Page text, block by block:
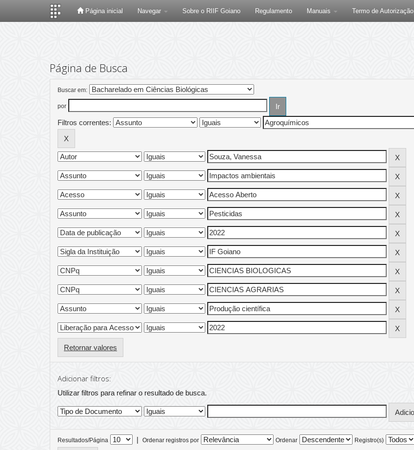
Página inicial Navegar Sobre o RIIF Goiano Regulamento Manuais Termo de Autorização
Página de Busca
Buscar em:
por
Filtros correntes:
Retornar valores
Adicionar filtros:
Utilizar filtros para refinar o resultado de busca.
Resultados/Página | Ordenar registros por Ordenar Registro(s)